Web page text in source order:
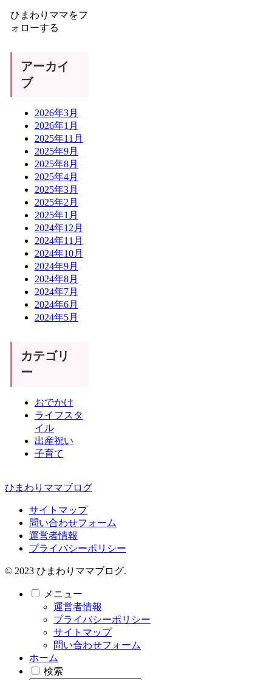
ひまわりママをフ
ォローする
アーカイ
ブ
2026年3月
2026年1月
2025年11月
2025年9月
2025年8月
2025年4月
2025年3月
2025年2月
2025年1月
2024年12月
2024年11月
2024年10月
2024年9月
2024年8月
2024年7月
2024年6月
2024年5月
カテゴリ
ー
おでかけ
ライフスタ
イル
出産祝い
子育て
ひまわりママブログ
サイトマップ
問い合わせフォーム
運営者情報
プライバシーポリシー
© 2023 ひまわりママブログ.
メニュー
運営者情報
プライバシーポリシー
サイトマップ
問い合わせフォーム
ホーム
検索